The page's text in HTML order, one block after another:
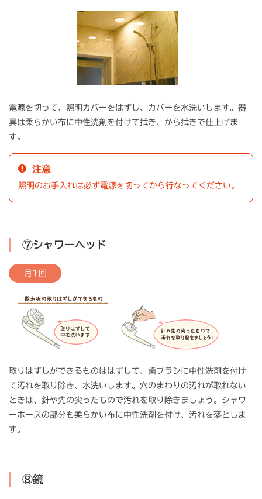
電源を切って、照明カバーをはずし、カバーを水洗いします。器
具は柔らかい布に中性洗剤を付けて拭き、から拭きで仕上げま
す。
注意
照明のお手入れは必ず電源を切ってから行なってください。
⑦シャワーヘッド
月1回
取りはずしができるものははずして、歯ブラシに中性洗剤を付け
て汚れを取り除き、水洗いします。穴のまわりの汚れが取れない
ときは、針や先の尖ったもので汚れを取り除きましょう。シャワ
ーホースの部分も柔らかい布に中性洗剤を付け、汚れを落としま
す。
⑧鏡